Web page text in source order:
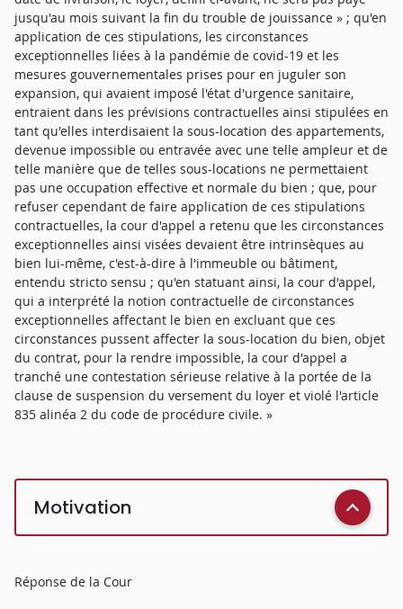
jusqu'au mois suivant la fin du trouble de jouissance » ; qu'en
application de ces stipulations, les circonstances
exceptionnelles liées à la pandémie de covid-19 et les
mesures gouvernementales prises pour en juguler son
expansion, qui avaient imposé l'état d'urgence sanitaire,
entraient dans les prévisions contractuelles ainsi stipulées en
tant qu'elles interdisaient la sous-location des appartements,
devenue impossible ou entravée avec une telle ampleur et de
telle manière que de telles sous-locations ne permettaient
pas une occupation effective et normale du bien ; que, pour
refuser cependant de faire application de ces stipulations
contractuelles, la cour d'appel a retenu que les circonstances
exceptionnelles ainsi visées devaient être intrinsèques au
bien lui-même, c'est-à-dire à l'immeuble ou bâtiment,
entendu stricto sensu ; qu'en statuant ainsi, la cour d'appel,
qui a interprété la notion contractuelle de circonstances
exceptionnelles affectant le bien en excluant que ces
circonstances pussent affecter la sous-location du bien, objet
du contrat, pour la rendre impossible, la cour d'appel a
tranché une contestation sérieuse relative à la portée de la
clause de suspension du versement du loyer et violé l'article
835 alinéa 2 du code de procédure civile. »
Motivation
Réponse de la Cour